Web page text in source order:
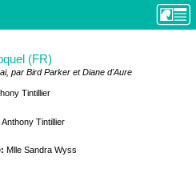
(FR)
par Bird Parker et Diane d'Aure
Tintillier
Anthony Tintillier
Mlle Sandra Wyss